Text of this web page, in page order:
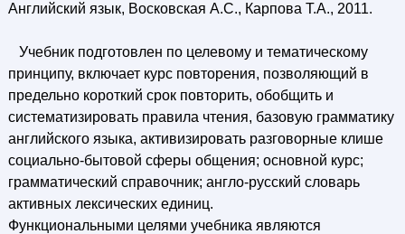
Английский язык, Восковская А.С., Карпова Т.А., 2011.
Учебник подготовлен по целевому и тематическому
принципу, включает курс повторения, позволяющий в
предельно короткий срок повторить, обобщить и
систематизировать правила чтения, базовую грамматику
английского языка, активизировать разговорные клише
социально-бытовой сферы общения; основной курс;
грамматический справочник; англо-русский словарь
активных лексических единиц.
Функциональными целями учебника являются